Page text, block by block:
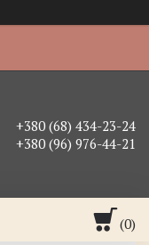
+380 (68) 434-23-24
+380 (96) 976-44-21